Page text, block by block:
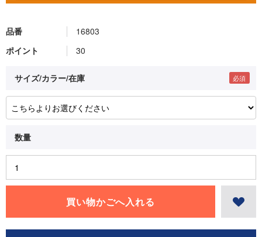
品番
16803
ポイント
30
サイズ/カラー/在庫